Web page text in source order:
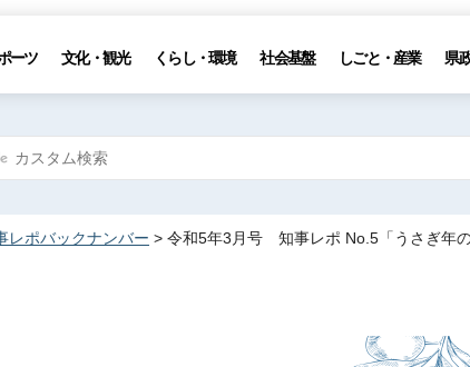
ーツ 文化・観光 くらし・環境 社会基盤 しごと・産業 県
レポバックナンバー > 令和5年3月号 知事レポ No.5「うさぎ年の